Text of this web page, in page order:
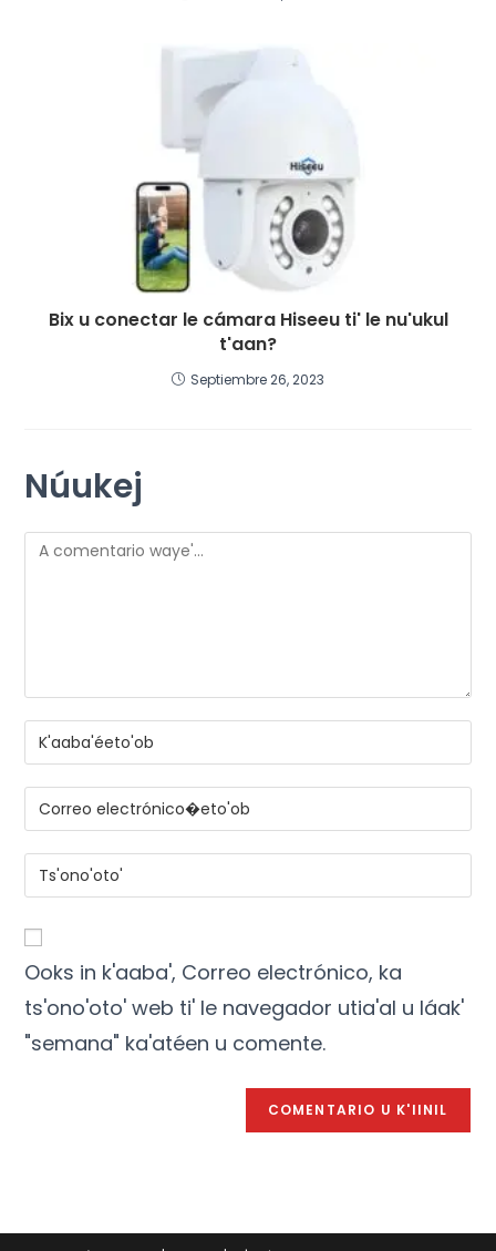
Bix u conectar le cámara Hiseeu ti' le nu'ukul
t'aan?
Septiembre 26, 2023
Núukej
Ooks in k'aaba', Correo electrónico, ka
ts'ono'oto' web ti' le navegador utia'al u láak'
"semana" ka'atéen u comente.